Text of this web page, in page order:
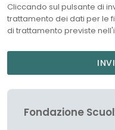
Cliccando sul pulsante di
trattamento dei dati per le
di trattamento previste
Fondazione